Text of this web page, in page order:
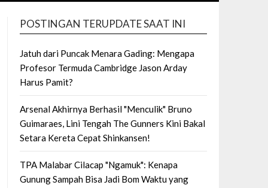
POSTINGAN TERUPDATE SAAT INI
Jatuh dari Puncak Menara Gading: Mengapa
Profesor Termuda Cambridge Jason Arday
Harus Pamit?
Arsenal Akhirnya Berhasil "Menculik" Bruno
Guimaraes, Lini Tengah The Gunners Kini Bakal
Setara Kereta Cepat Shinkansen!
TPA Malabar Cilacap "Ngamuk": Kenapa
Gunung Sampah Bisa Jadi Bom Waktu yang